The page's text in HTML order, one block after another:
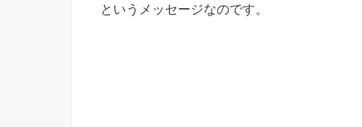
というメッセージなのです。